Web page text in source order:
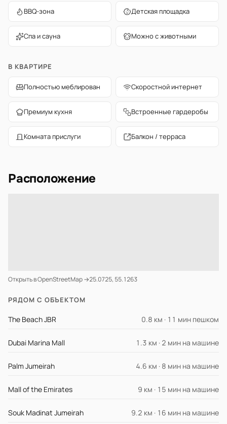
BBQ-зона Детская площадка
Спа и сауна Можно с животными
В КВАРТИРЕ
Полностью меблирован Скоростной интернет
Премиум кухня Встроенные гардеробы
Комната прислуги Балкон / терраса
Расположение
Открыть в OpenStreetMap →25.0725, 55.1263
РЯДОМ С ОБЪЕКТОМ
The Beach JBR 0.8 км · 11 мин пешком
Dubai Marina Mall 1.3 км · 2 мин на машине
Palm Jumeirah 4.6 км · 8 мин на машине
Mall of the Emirates 9 км · 15 мин на машине
Souk Madinat Jumeirah 9.2 км · 16 мин на машине